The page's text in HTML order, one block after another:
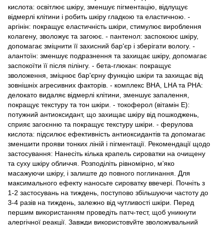
кислота: освітлює шкіру, зменшує пігментацію, відлущує
відмерлі клітини і робить шкіру гладкою та еластичною. -
аргінін: покращує еластичність шкіри, стимулює вироблення
колагену, зволожує та загоює. - пантенол: заспокоює шкіру,
допомагає зміцнити її захисний бар'єр і зберігати вологу. -
алантоїн: зменшує подразнення та захищає шкіру, допомагає
заспокоїти її після пілінгу. - бета-глюкан: покращує
зволоження, зміцнює бар'єрну функцію шкіри та захищає від
зовнішніх агресивних факторів. - комплекс BHA, LHA та PHA:
делокато видаляє відмерлі клітини, зменшує запалення,
покращує текстуру та тон шкіри. - токоферол (вітамін E):
потужний антиоксидант, що захищає шкіру від пошкоджень,
сприяє загоєнню та покращує текстуру шкіри. - ферулова
кислота: підсилює ефективність антиоксидантів та допомагає
зменшити прояви тонких ліній і пігментації. Рекомендації щодо
застосування: Нанесіть кілька крапель сироватки на очищену
та суху шкіру обличчя. Розподіліть рівномірно, м’яко
масажуючи шкіру, і залиште до повного поглинання. Для
максимального ефекту наносьте сироватку ввечері. Почніть з
1-2 застосувань на тиждень, поступово збільшуючи частоту до
3-4 разів на тиждень, залежно від чутливості шкіри. Перед
першим використанням проведіть патч-тест, щоб уникнути
алергічної реакції. Завжди використовуйте зволожувальний